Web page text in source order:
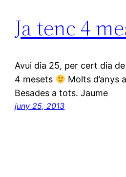
Ja tenc 4
Avui dia 25, per cert dia
4 mesets
Molts d’anys
Besades a tots. Jaume
juny 25, 2013